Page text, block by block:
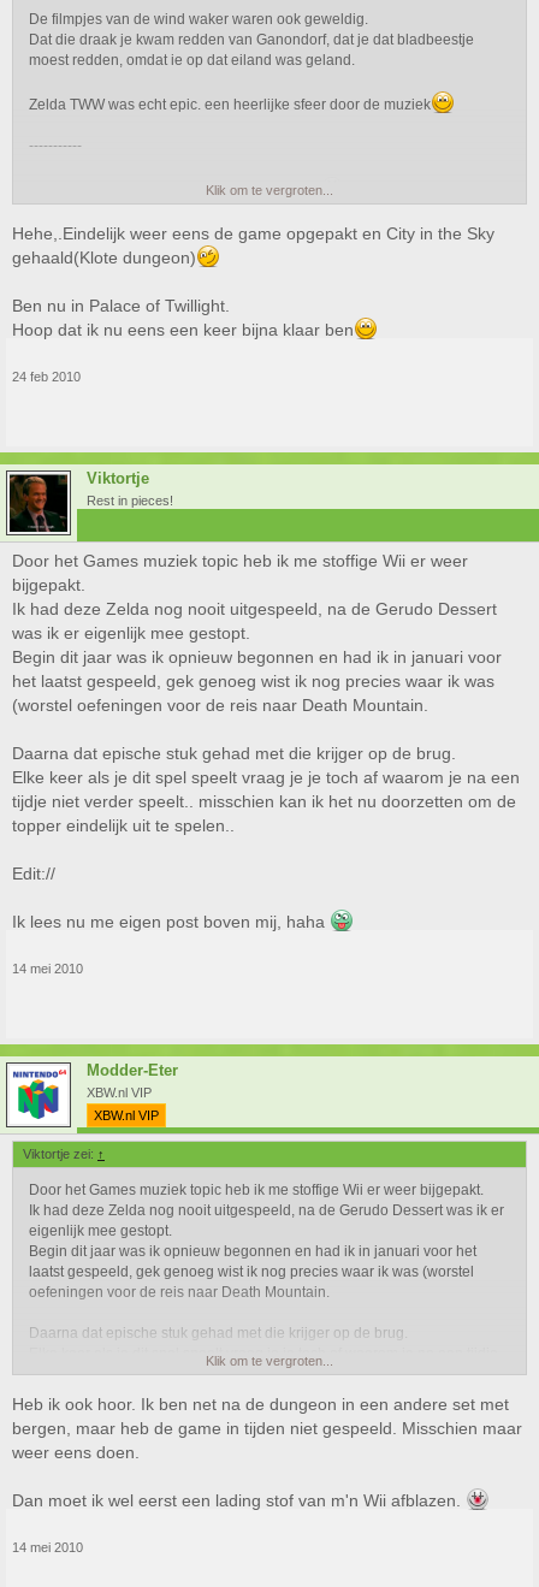
De filmpjes van de wind waker waren ook geweldig.
Dat die draak je kwam redden van Ganondorf, dat je dat bladbeestje
moest redden, omdat ie op dat eiland was geland.
Zelda TWW was echt epic. een heerlijke sfeer door de muziek
-----------
Ik ben door dit topic gisteren weer begonnen
Klik om te vergroten...
Hehe,.Eindelijk weer eens de game opgepakt en City in the Sky
gehaald(Klote dungeon)
Ben nu in Palace of Twillight.
Hoop dat ik nu eens een keer bijna klaar ben
24 feb 2010
Viktortje
Rest in pieces!
Door het Games muziek topic heb ik me stoffige Wii er weer
bijgepakt.
Ik had deze Zelda nog nooit uitgespeeld, na de Gerudo Dessert
was ik er eigenlijk mee gestopt.
Begin dit jaar was ik opnieuw begonnen en had ik in januari voor
het laatst gespeeld, gek genoeg wist ik nog precies waar ik was
(worstel oefeningen voor de reis naar Death Mountain.
Daarna dat epische stuk gehad met die krijger op de brug.
Elke keer als je dit spel speelt vraag je je toch af waarom je na een
tijdje niet verder speelt.. misschien kan ik het nu doorzetten om de
topper eindelijk uit te spelen..
Edit://
Ik lees nu me eigen post boven mij, haha
14 mei 2010
Modder-Eter
XBW.nl VIP
XBW.nl VIP
Viktortje zei: ↑
Door het Games muziek topic heb ik me stoffige Wii er weer bijgepakt.
Ik had deze Zelda nog nooit uitgespeeld, na de Gerudo Dessert was ik er
eigenlijk mee gestopt.
Begin dit jaar was ik opnieuw begonnen en had ik in januari voor het
laatst gespeeld, gek genoeg wist ik nog precies waar ik was (worstel
oefeningen voor de reis naar Death Mountain.
Daarna dat epische stuk gehad met die krijger op de brug.
Elke keer als je dit spel speelt vraag je je toch af waarom je na een tijdje
niet verder speelt.. misschien kan ik het nu doorzetten om de topper
eindelijk uit te spelen..
Edit://
Klik om te vergroten...
Heb ik ook hoor. Ik ben net na de dungeon in een andere set met
bergen, maar heb de game in tijden niet gespeeld. Misschien maar
weer eens doen.
Dan moet ik wel eerst een lading stof van m'n Wii afblazen.
14 mei 2010